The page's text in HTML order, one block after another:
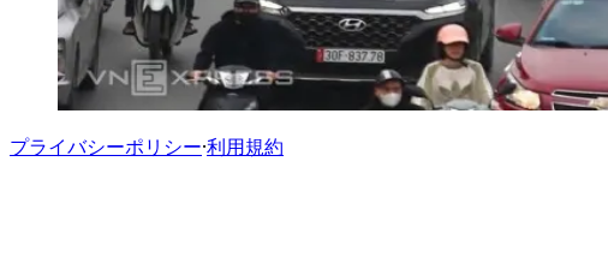
プライバシーポリシー·利用規約